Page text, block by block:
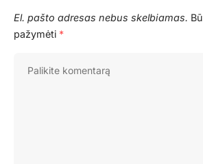
El. pašto adresas nebus skelbiamas.
pažymėti *